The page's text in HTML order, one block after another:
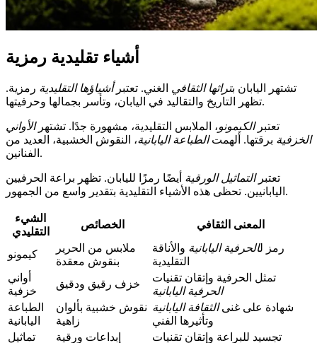
أشياء تقليدية رمزية
تشتهر اليابان بتراثها الثقافي الغني. تعتبرأشياؤها التقليدية رمزية.
تظهر التاريخ والتقاليد في اليابان، وتأسر بجمالها وحرفيتها.
تعتبرالكيمونو، الملابس التقليدية، مشهورة جدًا. تشتهرالأواني
الخزفية برقتها. ألهمتالطباعة اليابانية، النقوش الخشبية، العديد من
الفنانين.
تعتبرالتماثيل الورقية أيضًا رمزًا لليابان. تظهر براعة الحرفيين
اليابانيين. تحظى هذه الأشياء التقليدية بتقدير واسع من الجمهور.
الشيء
التقليدي
الخصائص المعنى الثقافي
كيمونو
ملابس من الحرير
بنقوش معقدة
رمز لالحرفية اليابانية والأناقة
التقليدية
أواني
خزفية
خزف رقيق ودقيق
تمثل الحرفية وإتقان تقنيات
الحرفية اليابانية
الطباعة
اليابانية
نقوش خشبية بألوان
زاهية
شهادة على غنىالثقافة اليابانية
وتأثيرها الفني
تماثيل
إبداعات ورقية
تجسيد للبراعة وإتقان تقنيات